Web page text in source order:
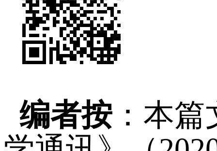
编者按 ： 本篇